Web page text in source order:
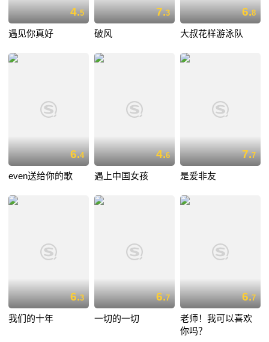
4.5
遇见你真好
7.3
破风
6.8
大叔花样游泳队
6.4
even送给你的歌
4.6
遇上中国女孩
7.7
是爱非友
6.3
我们的十年
6.7
一切的一切
6.7
老师！我可以喜欢
你吗？